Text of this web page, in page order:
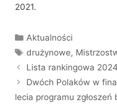
2021.
Kategorie
Aktualności
Tagi
drużynowe,
Lista rankingowa
Dwóch Polaków w
lecia programu zgłoszeń